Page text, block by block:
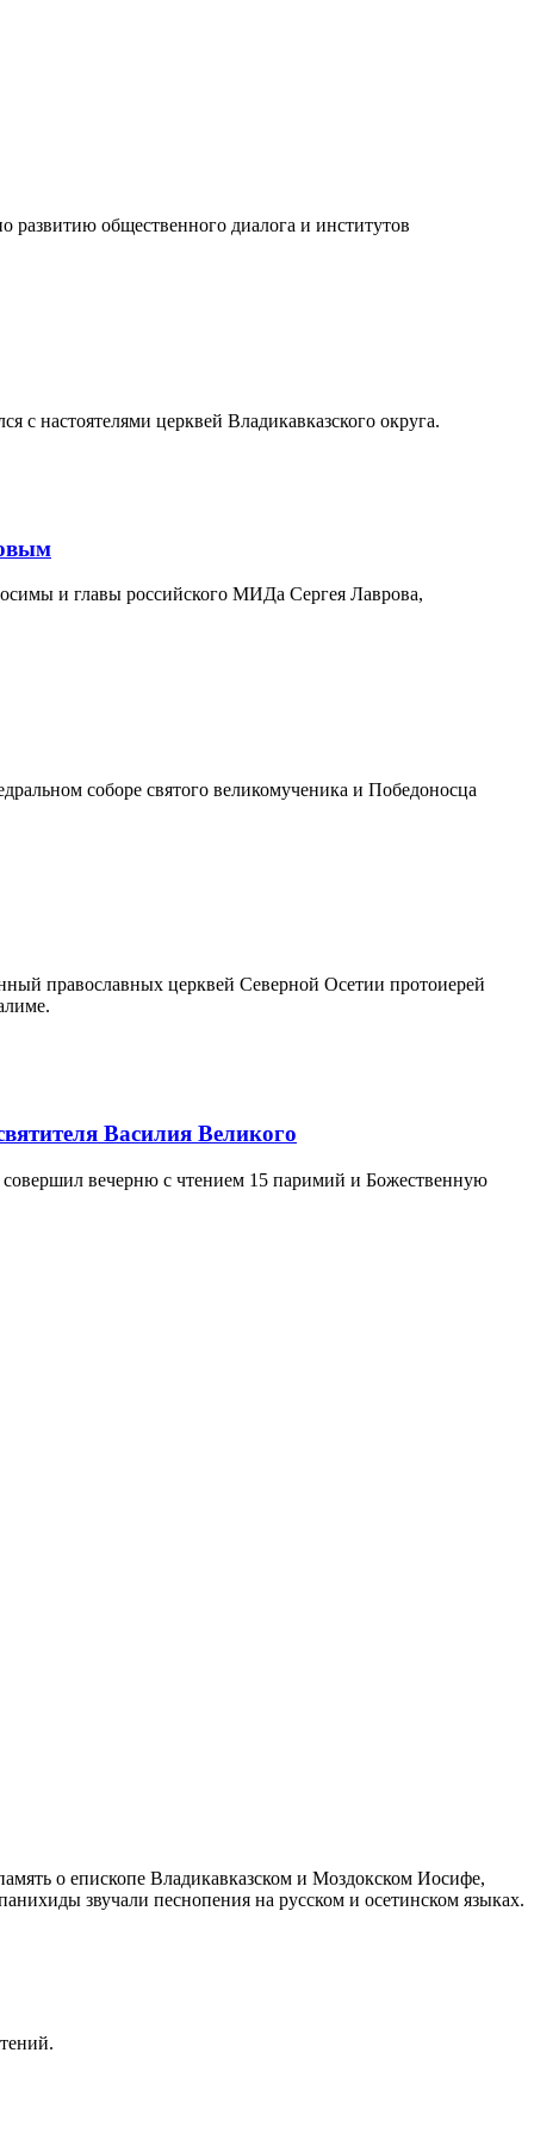
общественного диалога и институтов
настоятелями церквей Владикавказского округа.
и главы российского МИДа Сергея Лаврова,
соборе святого великомученика и Победоносца
православных церквей Северной Осетии протоиерей
Василия Великого
вечерню с чтением 15 паримий и Божественную
о епископе Владикавказском и Моздокском Иосифе,
звучали песнопения на русском и осетинском языках.